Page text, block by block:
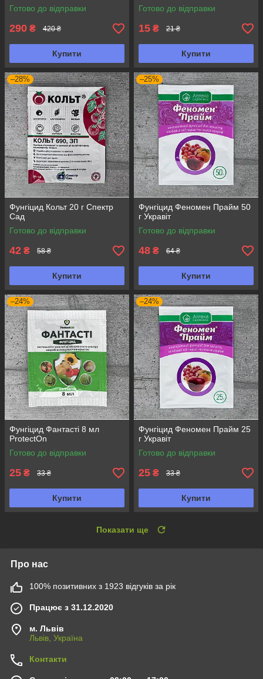
Готово до відправки
290 ₴ 420 ₴
Купити
Готово до відправки
15 ₴ 21 ₴
Купити
–28%
Фунгіцид Кольт 20 г Спектр
Сад
Готово до відправки
42 ₴ 58 ₴
Купити
–25%
Фунгіцид Феномен Прайм 50
г Укравіт
Готово до відправки
48 ₴ 64 ₴
Купити
–24%
Фунгіцид Фантасті 8 мл
ProtectOn
Готово до відправки
25 ₴ 33 ₴
Купити
–24%
Фунгіцид Феномен Прайм 25
г Укравіт
Готово до відправки
25 ₴ 33 ₴
Купити
Показати ще
Про нас
100% позитивних з 1923 відгуків за рік
Працює з 31.12.2020
м. Львів
Львів, Україна
Контакти